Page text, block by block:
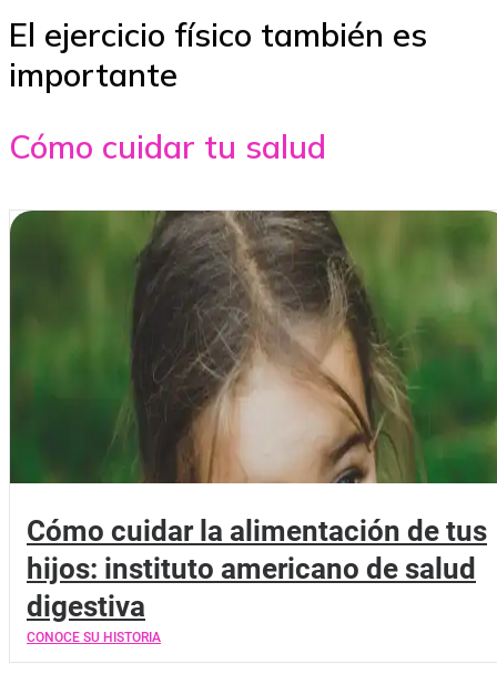
El ejercicio físico también es
importante
Cómo cuidar tu salud
Cómo cuidar la alimentación de tus
hijos: instituto americano de salud
digestiva
CONOCE SU HISTORIA